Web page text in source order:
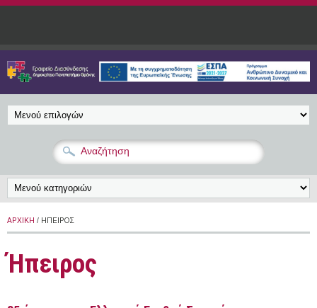
Παράκαμψη προς το κυρίως περιεχόμενο
ΑΡΧΙΚΉ / ΉΠΕΙΡΟΣ
Ήπειρος